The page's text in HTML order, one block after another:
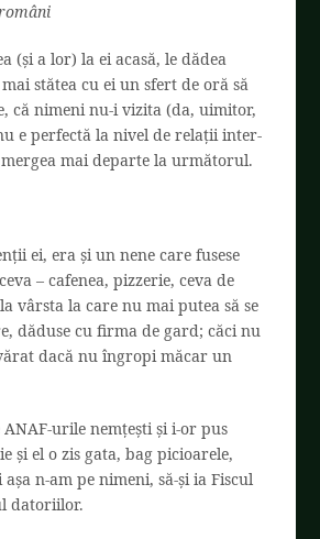
(și a lor) la ei acasă, le dădea
stătea cu ei un sfert de oră să
că nimeni nu-i vizita (da, uimitor,
e perfectă la nivel de relații inter-
mai departe la următorul.
ei, era și un nene care fusese
– cafenea, pizzerie, ceva de
vârsta la care nu mai putea să se
dăduse cu firma de gard; căci nu
dacă nu îngropi măcar un
urile nemțești și i-or pus
și el o zis gata, bag picioarele,
așa n-am pe nimeni, să-și ia Fiscul
datoriilor.